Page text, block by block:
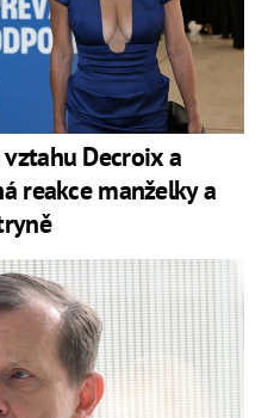
Decroix a
reakce manželky a